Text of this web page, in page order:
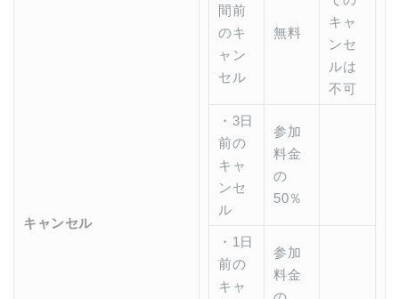
キャンセル
間前
のキ
ャン
セル
無料
キャ
ンセ
ルは
不可
・3日
前の
キャ
ンセ
ル
参加
料金
の
50％
・1日
前の
キャ
参加
料金